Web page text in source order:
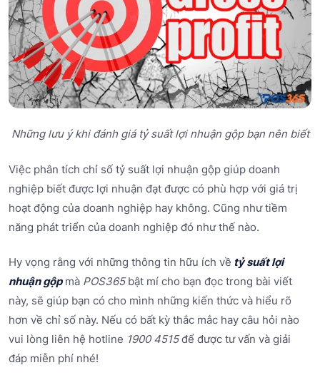
Những lưu ý khi đánh giá tỷ suất lợi nhuận gộp bạn nên biết
Việc phân tích chỉ số tỷ suất lợi nhuận gộp giúp doanh
nghiệp biết được lợi nhuận đạt được có phù hợp với giá trị
hoạt động của doanh nghiệp hay không. Cũng như tiềm
năng phát triển của doanh nghiệp đó như thế nào.
Hy vọng rằng với những thông tin hữu ích về tỷ suất lợi
nhuận gộpmà POS365bật mí cho bạn đọc trong bài viết
này, sẽ giúp bạn có cho mình những kiến thức và hiểu rõ
hơn về chỉ số này. Nếu có bất kỳ thắc mắc hay câu hỏi nào
vui lòng liên hệ hotline 1900 4515để được tư vấn và giải
đáp miễn phí nhé!